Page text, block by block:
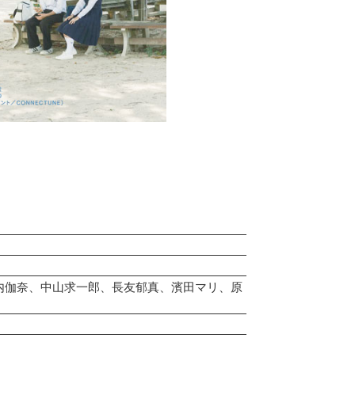
奈、中山求一郎、長友郁真、濱田マリ、原